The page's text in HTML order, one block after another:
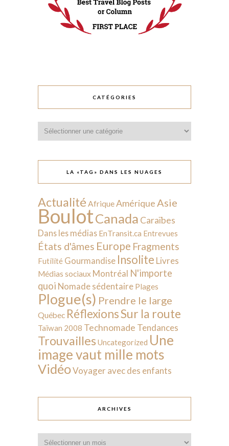
CATÉGORIES
LA «TAG» DANS LES NUAGES
Actualité AfriqueAmérique Asie
BoulotCanada Caraïbes
Dans les médias EnTransit.ca Entrevues
États d'âmes Europe Fragments
Futilité Gourmandise Insolite Livres
Médias sociaux Montréal N'importe
quoi Nomade sédentaire Plages
Plogue(s) Prendre le large
Québec RéflexionsSur la route
Taïwan 2008 Technomade Tendances
Trouvailles Uncategorized Une
image vaut mille mots
VidéoVoyager avec des enfants
ARCHIVES